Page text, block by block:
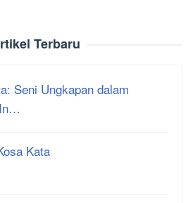
Terbaru
Seni Ungkapan dalam
Kata